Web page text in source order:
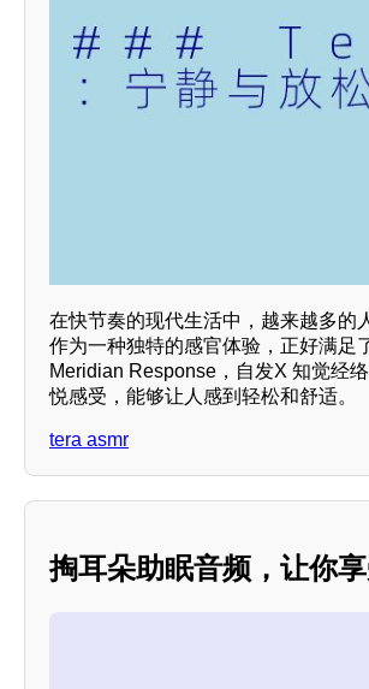
在快节奏的现代生活中，越来越多的
作为一种独特的感官体验，正好满足
Meridian Response，自发X 知觉经
悦感受，能够让人感到轻松和舒适。
tera asmr
掏耳朵助眠音频，让你